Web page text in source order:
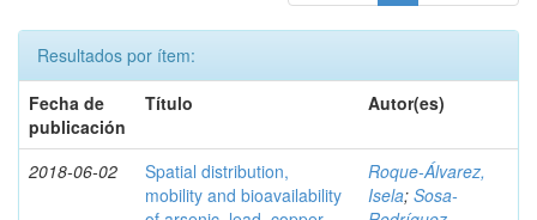
Resultados por ítem:
Fecha de
publicación
Título Autor(es)
2018-06-02
Spatial distribution,
mobility and bioavailability
Roque-Álvarez,
Isela; Sosa-